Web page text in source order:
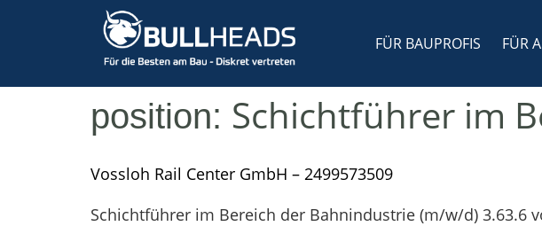
FÜR BAUPROFIS FÜR
position: Schichtführer im
Vossloh Rail Center GmbH – 2499573509
Schichtführer im Bereich der Bahnindustrie (m/w/d) 3.63.6